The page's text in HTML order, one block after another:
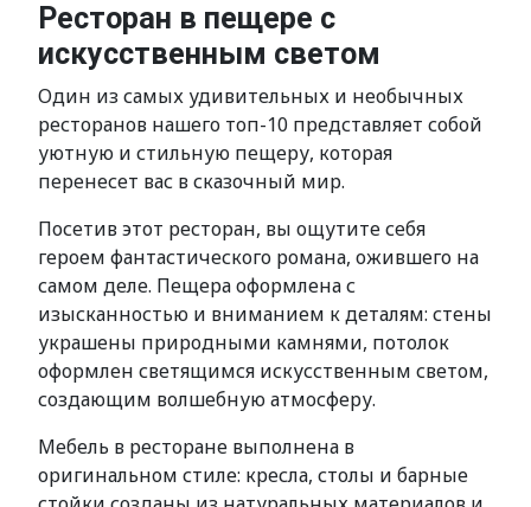
Ресторан в пещере с
искусственным светом
Один из самых удивительных и необычных
ресторанов нашего топ-10 представляет собой
уютную и стильную пещеру, которая
перенесет вас в сказочный мир.
Посетив этот ресторан, вы ощутите себя
героем фантастического романа, ожившего на
самом деле. Пещера оформлена с
изысканностью и вниманием к деталям: стены
украшены природными камнями, потолок
оформлен светящимся искусственным светом,
создающим волшебную атмосферу.
Мебель в ресторане выполнена в
оригинальном стиле: кресла, столы и барные